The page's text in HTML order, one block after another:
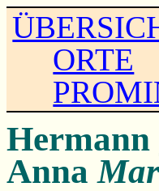
ORTE
Hermann
Anna